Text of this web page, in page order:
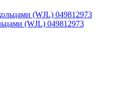
(WJL) 049812973